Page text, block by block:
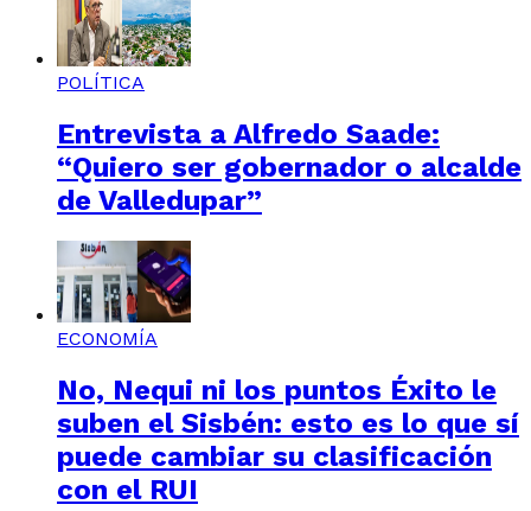
POLÍTICA
Entrevista a Alfredo Saade:
“Quiero ser gobernador o alcalde
de Valledupar”
ECONOMÍA
No, Nequi ni los puntos Éxito le
suben el Sisbén: esto es lo que sí
puede cambiar su clasificación
con el RUI